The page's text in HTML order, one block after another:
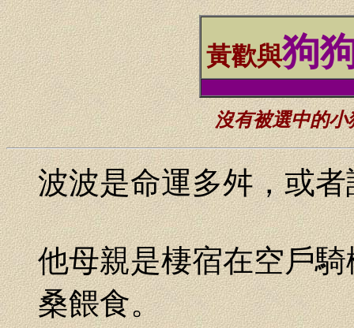
黃歡與狗
沒有被選中的
波波是命運多舛，或
他母親是棲宿在空戶
桑餵食。